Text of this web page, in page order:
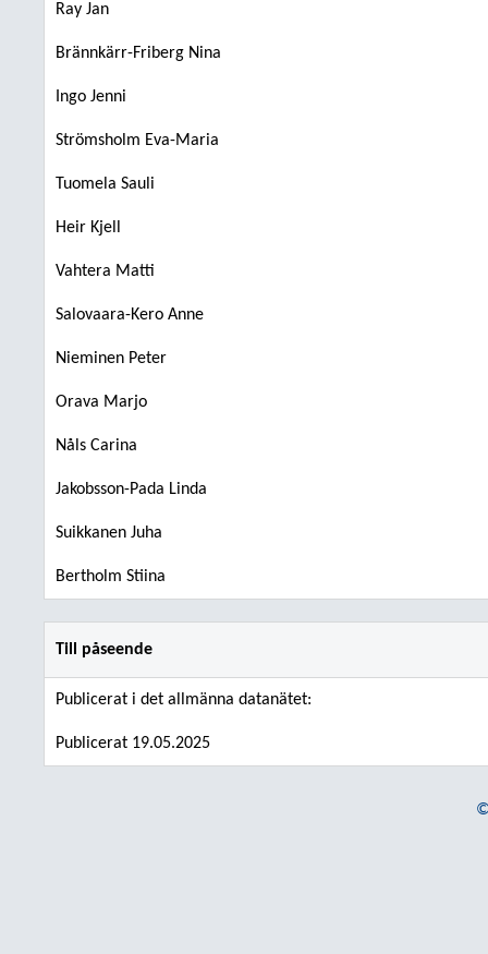
Ray Jan
Brännkärr-Friberg Nina
Ingo Jenni
Strömsholm Eva-Maria
Tuomela Sauli
Heir Kjell
Vahtera Matti
Salovaara-Kero Anne
Nieminen Peter
Orava Marjo
Nåls Carina
Jakobsson-Pada Linda
Suikkanen Juha
Bertholm Stiina
Till påseende
Publicerat i det allmänna datanätet:
Publicerat 19.05.2025